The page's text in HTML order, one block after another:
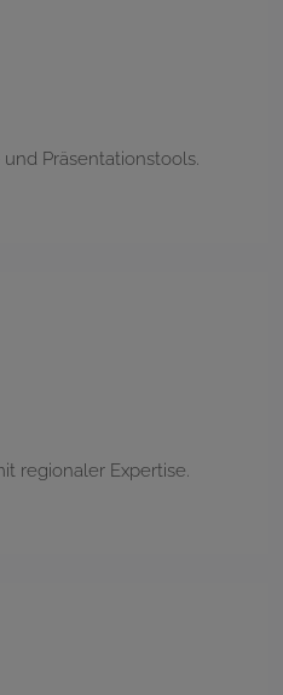
Präsentationstools.
regionaler Expertise.